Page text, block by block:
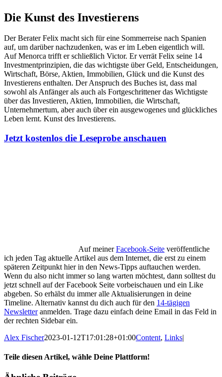
Die Kunst des Investierens
Der Berater Felix macht sich für eine Sommerreise nach Spanien
auf, um darüber nachzudenken, was er im Leben eigentlich will.
Auf Menorca trifft er schließlich Victor. Er verrät Felix seine 14
Investmentprinzipien, die das wichtigste über Geld, Entscheidungen,
Wirtschaft, Börse, Aktien, Immobilien, Glück und die Kunst des
Investierens enthalten. Der Anspruch des Buches ist, dass mal
sowohl als Anfänger als auch als Fortgeschrittener das Wichtigste
über das Investieren, Aktien, Immobilien, die Wirtschaft,
Unternehmertum, aber auch über ein ausgewogenes und glückliches
Leben lernt. Kunst des Investierens.
Jetzt kostenlos die Leseprobe anschauen
Auf meinerFacebook-Seite veröffentliche
ich jeden Tag aktuelle Artikel aus dem Internet, die erst zu einem
späteren Zeitpunkt hier in den News-Tipps auftauchen werden.
Wenn du also nicht immer so lang warten möchtest, dann solltest du
jetzt schnell auf der Facebook Seite vorbeischauen und ein Like
abgeben. So erhälst du immer alle Aktualisierungen in deine
Timeline. Alternativ kannst du dich auch für den 14-tägigen
Newsletteranmelden. Trage dazu einfach deine Email in das Feld in
der rechten Sidebar ein.
Alex Fischer2023-01-12T17:01:28+01:00Content, Links|
Teile diesen Artikel, wähle Deine Plattform!